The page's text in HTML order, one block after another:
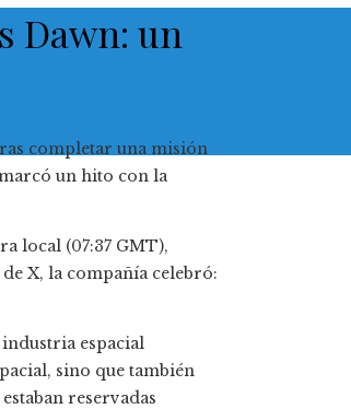
Dawn: un
completar una misión
un hito con la
local (07:37 GMT),
X, la compañía celebró:
espacial
sino que también
reservadas